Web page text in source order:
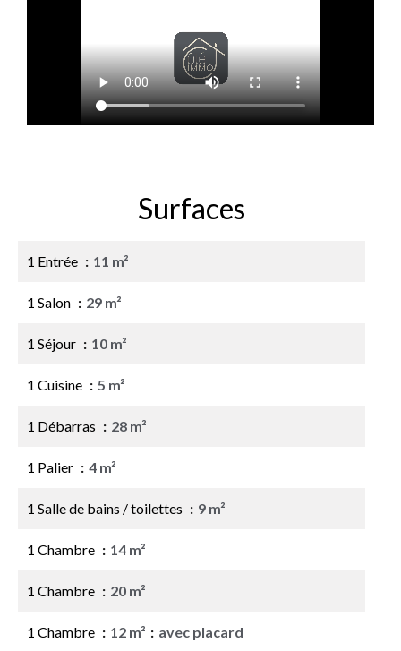
Surfaces
1 Entrée 11 m²
1 Salon 29 m²
1 Séjour 10 m²
1 Cuisine 5 m²
1 Débarras 28 m²
1 Palier 4 m²
1 Salle de bains / toilettes 9 m²
1 Chambre 14 m²
1 Chambre 20 m²
1 Chambre 12 m² avec placard